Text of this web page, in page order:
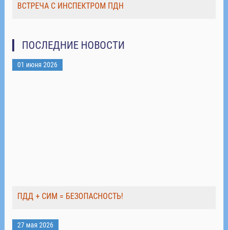
ВСТРЕЧА С ИНСПЕКТРОМ ПДН
ПОСЛЕДНИЕ НОВОСТИ
01 июня 2026
ПДД + СИМ = БЕЗОПАСНОСТЬ!
27 мая 2026